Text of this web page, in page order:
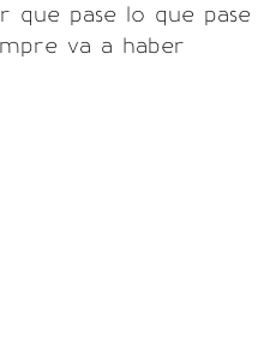
que pase lo que pase
va a haber